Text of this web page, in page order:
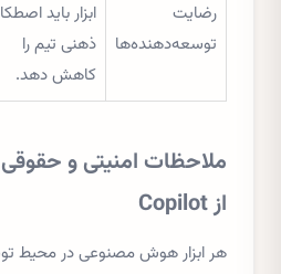
رضایت
توسعه‌دهنده‌ها
ابزار باید
ذهنی تیم را
کاهش دهد.
ملاحظات امنیتی و
از Copilot
هر ابزار هوش مصنوعی در محیط